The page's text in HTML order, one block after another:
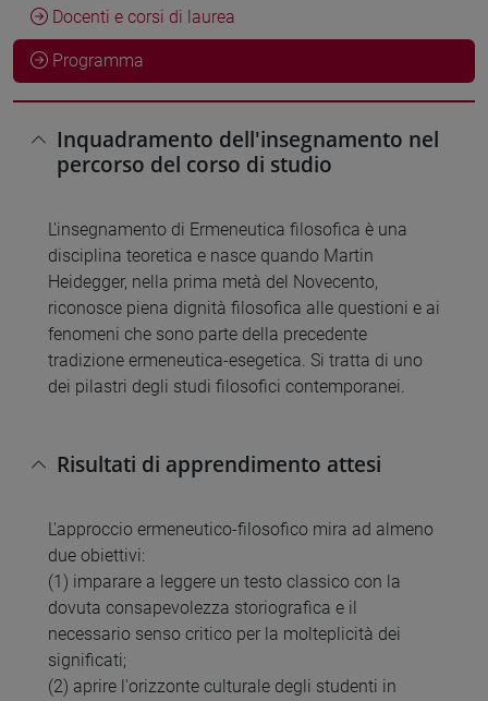
Docenti e corsi di laurea
Programma
Inquadramento dell'insegnamento nel
percorso del corso di studio
L'insegnamento di Ermeneutica filosofica è una
disciplina teoretica e nasce quando Martin
Heidegger, nella prima metà del Novecento,
riconosce piena dignità filosofica alle questioni e ai
fenomeni che sono parte della precedente
tradizione ermeneutica-esegetica. Si tratta di uno
dei pilastri degli studi filosofici contemporanei.
Risultati di apprendimento attesi
L'approccio ermeneutico-filosofico mira ad almeno
due obiettivi:
(1) imparare a leggere un testo classico con la
dovuta consapevolezza storiografica e il
necessario senso critico per la molteplicità dei
significati;
(2) aprire l'orizzonte culturale degli studenti in